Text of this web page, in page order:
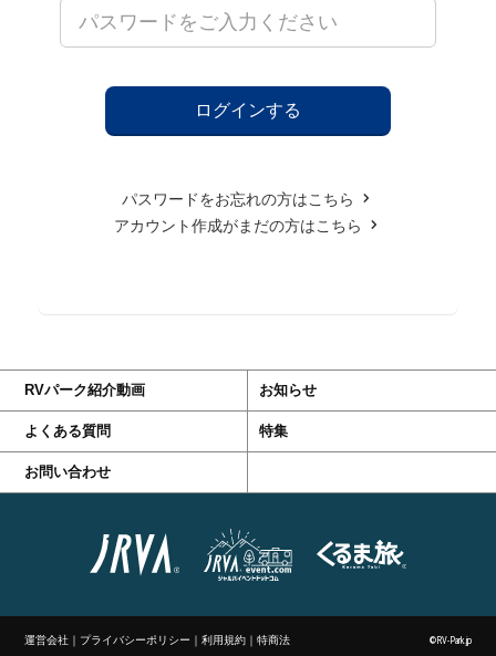
パスワードをお忘れの方はこちら
アカウント作成がまだの方はこちら
RVパーク紹介動画 お知らせ
よくある質問 特集
お問い合わせ
運営会社 ｜ プライバシーポリシー ｜利用規約 ｜特商法 ©RV-Park.jp